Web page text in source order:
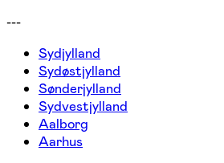
---
Sydjylland
Sydøstjylland
Sønderjylland
Sydvestjylland
Aalborg
Aarhus